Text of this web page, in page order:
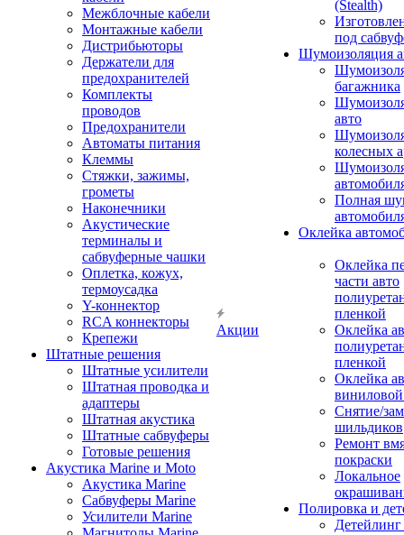
Межблочные кабели
Монтажные кабели
Дистрибьюторы
Держатели для
предохранителей
Комплекты
проводов
Предохранители
Автоматы питания
Клеммы
Стяжки, зажимы,
грометы
Наконечники
Акустические
терминалы и
сабвуферные чашки
Оплетка, кожух,
термоусадка
Y-коннектор
RCA коннекторы
Крепежи
Штатные решения
Штатные усилители
Штатная проводка и
адаптеры
Штатная акустика
Штатные сабвуферы
Готовые решения
Акустика Marine и Moto
Акустика Marine
Сабвуферы Marine
Усилители Marine
Акции
(Stealth)
под
Шумоизоляция
багажника
авто
колесных
Полная
Оклейка
Оклейка
части авто
пленкой
Оклейка
пленкой
Оклейка
Снятие/
шильдиков
Ремонт
покраски
Локальное
Полировка и